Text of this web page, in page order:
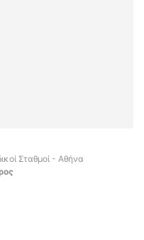
Σταθμοί - Αθήνα